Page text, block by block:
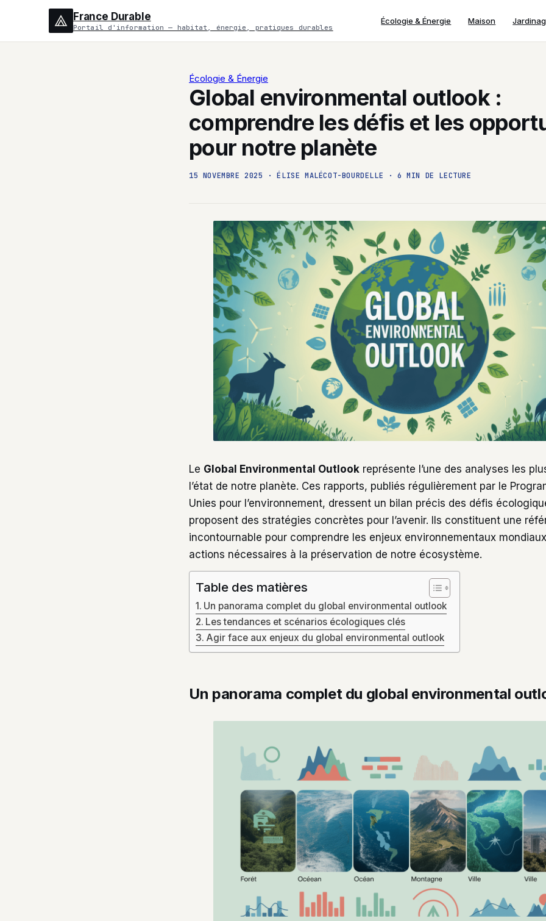
France Durable
Portail d'information — habitat, énergie, pratiques durables
Écologie & Énergie Maison
Écologie & Énergie
Global environmental outlook :
comprendre les défis et les
pour notre planète
15 NOVEMBRE 2025 · ÉLISE MALÉCOT-BOURDELLE · 6 MIN DE LECTURE
Le Global Environmental Outlook représente l’une des analyses les
l’état de notre planète. Ces rapports, publiés régulièrement par le
Unies pour l’environnement, dressent un bilan précis des défis
proposent des stratégies concrètes pour l’avenir. Ils constituent une
incontournable pour comprendre les enjeux environnementaux
actions nécessaires à la préservation de notre écosystème.
Table des matières
Un panorama complet du global environmental outlook
Les tendances et scénarios écologiques clés
Agir face aux enjeux du global environmental outlook
Un panorama complet du global environmental